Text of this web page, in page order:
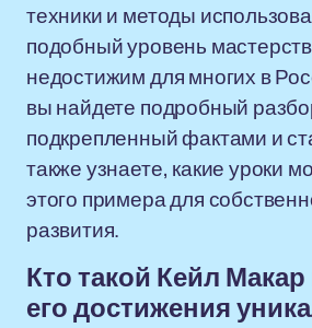
техники и методы
подобный уровень
недостижим для многих в
вы найдете подробный
подкрепленный фактами и
также узнаете, какие уроки
этого примера для
развития.
Кто такой Кейл
его достижения